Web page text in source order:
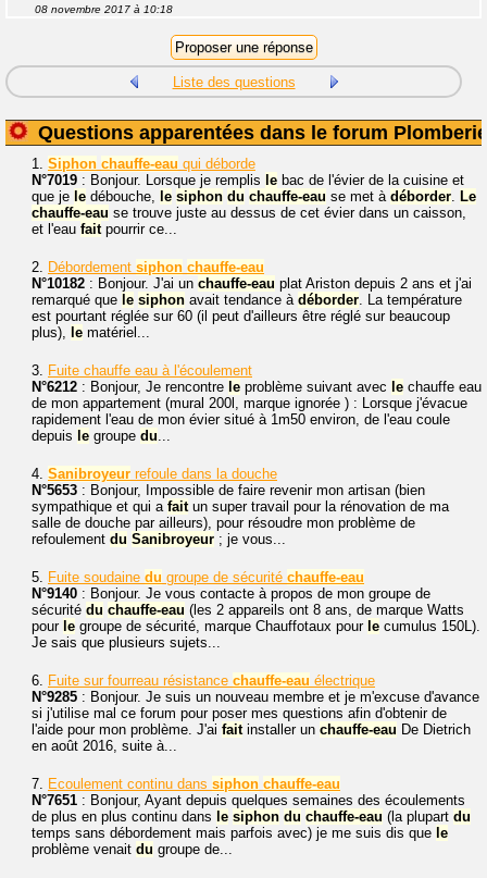
08 novembre 2017 à 10:18
Liste des questions
Questions apparentées dans le forum Plomberie
1. Siphon chauffe-eau qui déborde
N°7019 : Bonjour. Lorsque je remplis le bac de l'évier de la cuisine et
que je le débouche, le siphon du chauffe-eau se met à déborder. Le
chauffe-eau se trouve juste au dessus de cet évier dans un caisson,
et l'eau faitpourrir ce...
2. Débordement siphon chauffe-eau
N°10182 : Bonjour. J'ai un chauffe-eau plat Ariston depuis 2 ans et j'ai
remarqué que le siphon avait tendance à déborder. La température
est pourtant réglée sur 60 (il peut d'ailleurs être réglé sur beaucoup
plus), le matériel...
3. Fuite chauffe eau à l'écoulement
N°6212 : Bonjour, Je rencontre le problème suivant avec le chauffe eau
de mon appartement (mural 200l, marque ignorée ) : Lorsque j'évacue
rapidement l'eau de mon évier situé à 1m50 environ, de l'eau coule
depuis le groupe du...
4. Sanibroyeur refoule dans la douche
N°5653 : Bonjour, Impossible de faire revenir mon artisan (bien
sympathique et qui a faitun super travail pour la rénovation de ma
salle de douche par ailleurs), pour résoudre mon problème de
refoulement du Sanibroyeur ; je vous...
5. Fuite soudaine du groupe de sécurité chauffe-eau
N°9140 : Bonjour. Je vous contacte à propos de mon groupe de
sécurité du chauffe-eau (les 2 appareils ont 8 ans, de marque Watts
pour le groupe de sécurité, marque Chauffotaux pour le cumulus 150L).
Je sais que plusieurs sujets...
6. Fuite sur fourreau résistance chauffe-eau électrique
N°9285 : Bonjour. Je suis un nouveau membre et je m'excuse d'avance
si j'utilise mal ce forum pour poser mes questions afin d'obtenir de
l'aide pour mon problème. J'ai faitinstaller un chauffe-eau De Dietrich
en août 2016, suite à...
7. Ecoulement continu dans siphon chauffe-eau
N°7651 : Bonjour, Ayant depuis quelques semaines des écoulements
de plus en plus continu dans le siphon du chauffe-eau (la plupart du
temps sans débordement mais parfois avec) je me suis dis que le
problème venait du groupe de...